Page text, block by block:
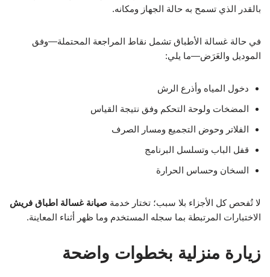
بالقدر الذي تسمح به حالة الجهاز ومكانه.
في حالة غسالة الأطباق تشمل نقاط المراجعة المحتملة—وفق
الموديل والعَرَض—ما يلي:
دخول المياه وأذرع الرش
المضخات ولوحة التحكم وفق نتيجة القياس
الفلاتر وحوض التجميع ومسار الصرف
قفل الباب وتسلسل البرنامج
السخان وحساس الحرارة
لا تُفحص كل الأجزاء بلا سبب؛ تختار خدمة صيانة غسالة اطباق فريش
الاختبارات المرتبطة بما سجله المستخدم وما ظهر أثناء المعاينة.
زيارة منزلية بخطوات واضحة